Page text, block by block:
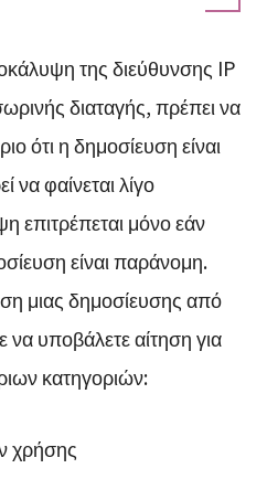
της διεύθυνσης IP
διαταγής, πρέπει να
ότι η δημοσίευση είναι
να φαίνεται λίγο
επιτρέπεται μόνο εάν
είναι παράνομη.
μιας δημοσίευσης από
να υποβάλετε αίτηση για
κατηγοριών:
χρήσης